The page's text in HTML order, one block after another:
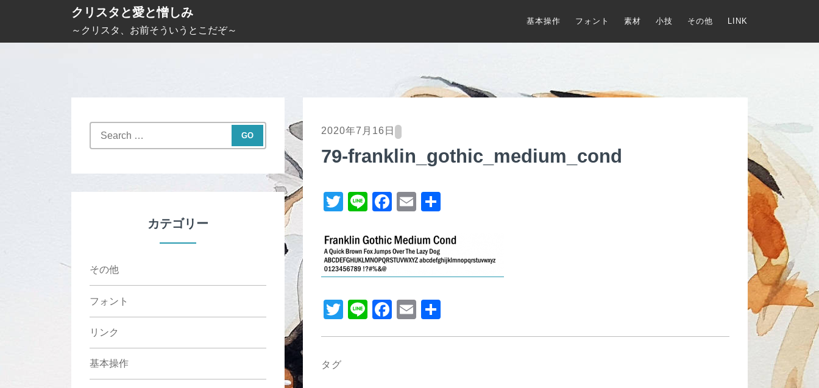
i
クリスタと愛と憎しみ
～クリスタ、お前そういうとこだぞ～
基本操作 フォント 素材 小技 その他 LINK
2020年7月16日
79-franklin_gothic_medium_cond
T
tt
er
Li
e
F
c
e
b
o
o
k
E
ail
T
Li
F
E
タグ
カテゴリー
その他
フォント
リンク
基本操作